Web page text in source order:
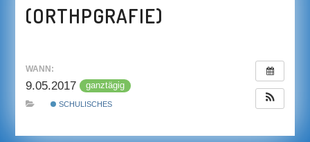
(ORTHPGRAFIE)
WANN:
9.05.2017 ganztägig
SCHULISCHES